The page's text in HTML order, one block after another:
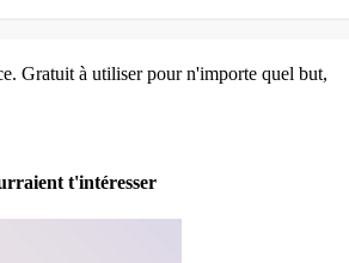
Gratuit à utiliser pour n'importe quel but,
t'intéresser